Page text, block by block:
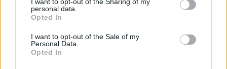
personal data.
Opted In
I want to opt-out of the Sale of my
Personal Data.
Opted In